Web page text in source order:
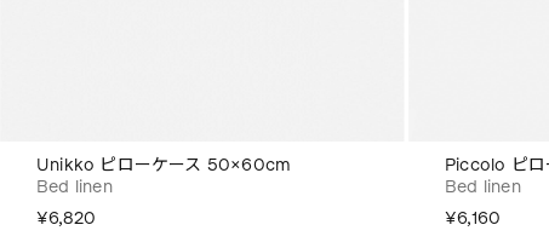
Unikko ピローケース 50×60cm
Bed linen
¥6,820
Piccolo ピ
Bed linen
¥6,160